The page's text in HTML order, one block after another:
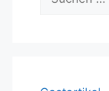
nach: